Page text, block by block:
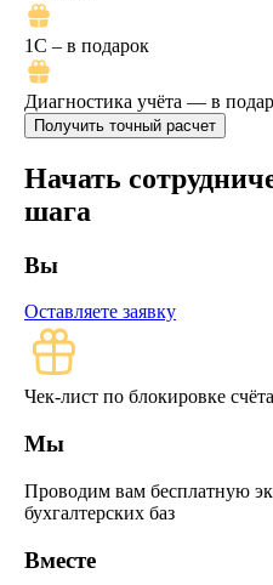
1C – в подарок
Диагностика учёта — в
Начать
шага
Вы
Оставляете заявку
Чек-лист по блокировке счёта
Мы
Проводим вам бесплатную
бухгалтерских баз
Вместе